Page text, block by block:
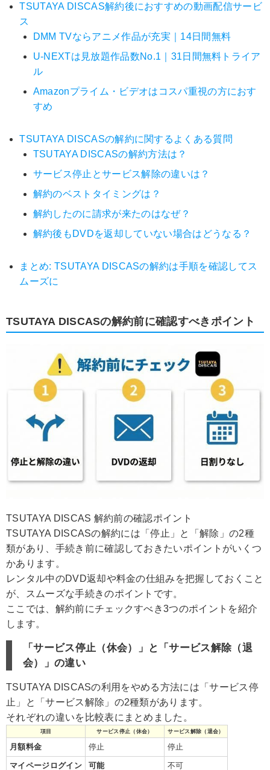
TSUTAYA DISCAS解約後におすすめの動画配信サービ
ス
DMM TVならアニメ作品が充実｜14日間無料
U-NEXTは見放題作品数No.1｜31日間無料トライア
ル
Amazonプライム・ビデオはコスパ重視の方におす
すめ
TSUTAYA DISCASの解約に関するよくある質問
TSUTAYA DISCASの解約方法は？
サービス停止とサービス解除の違いは？
解約のベストタイミングは？
解約したのに請求が来たのはなぜ？
解約後もDVDを返却していない場合はどうなる？
まとめ: TSUTAYA DISCASの解約は手順を確認してス
ムーズに
TSUTAYA DISCASの解約前に確認すべきポイント
TSUTAYA DISCAS 解約前の確認ポイント
TSUTAYA DISCASの解約には「停止」と「解除」の2種
類があり、手続き前に確認しておきたいポイントがいくつ
かあります。
レンタル中のDVD返却や料金の仕組みを把握しておくこと
が、スムーズな手続きのポイントです。
ここでは、解約前にチェックすべき3つのポイントを紹介
します。
「サービス停止（休会）」と「サービス解除（退
会）」の違い
TSUTAYA DISCASの利用をやめる方法には「サービス停
止」と「サービス解除」の2種類があります。
それぞれの違いを比較表にまとめました。
項目 サービス停止（休会） サービス解除（退会）
月額料金 停止 停止
マイページログイン 可能 不可